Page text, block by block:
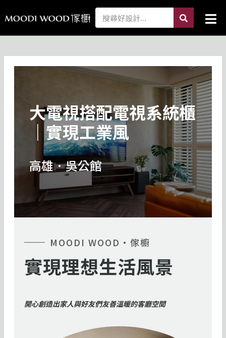
至
內
Search search
大電視搭配電視系統櫃
｜實現工業風
高雄．吳公館
MOODI WOOD・傢櫥
實現理想生活風景
開心創造出家人與好友們友善溫暖的客廳空間